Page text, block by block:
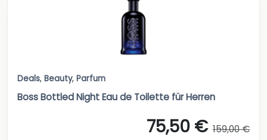
Deals, Beauty, Parfum
Boss Bottled Night Eau de Toilette für Herren
75,50 € 159,00 €